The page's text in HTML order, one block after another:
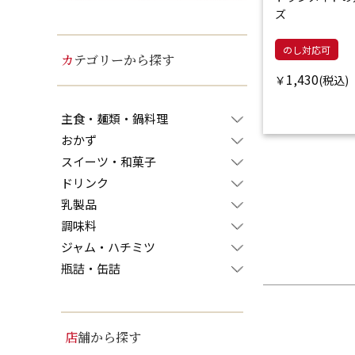
カテゴリーから探す
主食・麺類・鍋料理
おかず
スイーツ・和菓子
ドリンク
乳製品
調味料
ジャム・ハチミツ
瓶詰・缶詰
店舗から探す
ズ
のし対応可
￥ 1,430